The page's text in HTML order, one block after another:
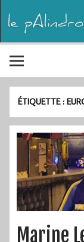
ÉTIQUETTE :
Marine